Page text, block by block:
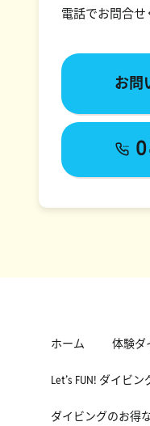
電話でお問合せ
お問
ホーム 体験ダ
Let’s FUN! ダイビ
ダイビングのお得